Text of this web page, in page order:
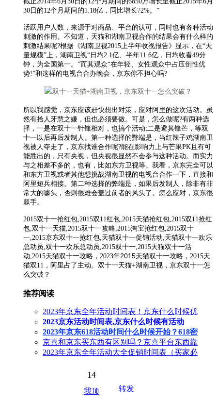
30日的12个月期间的1.18亿，同比增长72%。”
活跃用户人数，来源于对商品、平台的认可，同时也有各种活动
刺激的作用。不知道，天猫和湖南卫视合作的结果会有什么样的
刺激结果呢?根据《湖南卫视2015上半年收视报告》显示，在“天
量规模”上，湖南卫视“日均2.1亿、半年11.6亿，日均收看49分
钟，为全国第一。”而其观众“在年轻、女性观众中占压倒性优
势!”和这样的电视台合办晚会，京东你不担心吗?
所以我感觉，京东应该赶快想出对策，应对阿里的这次活动。虽
然有拾人牙慧之嫌，但也必须要做。可是，怎么做呢?有两种选
择，一是在双十一针锋相对，也搞个活动;二是避其锋芒，等双
十一以后再后发制人。第一种选择的弊端是，当红辣子鸡湖南卫
视被人夺走了，京东找谁合作呢?能在影响力上与芒果PK且有可
能胜出的，只有央视，但央视很显然不会参与这种活动。而实力
与之相差不多的，也有，比如东方卫视等。我看，京东完全可以
和东方卫视或者其他想挑战湖南卫视的电视台合作一下，直接和
阿里短兵相接。第二种选择的弊端是，如果后发制人，除非有非
常大的噱头，否则很难会盖过前者的风头了。怎么应对，京东很
棘手。
2015双十一抢红包,2015双11红包,2015天猫抢红包,2015双11抢红
包,双十一天猫,2015双十一攻略,2015淘宝抢红包,2015双十
一,2015京东双十一抢红包,天猫双十一促销活动,天猫双十一欢乐
总动员,双十一欢乐总动员,2015双十一,2015天猫双十一活
动,2015天猫双十一攻略，2023年2015天猫双十一攻略， 2015天
猫双11，阿里占了主动。双十一天猫+湖南卫视，京东双十一怎
么突破？
推荐阅读
2023年京东全年活动时间表！京东什么时候优
2023京东活动时间表,京东什么时候有活动
2023年京东618活动时间什么时候开始？618密
京喜和京东买东西有区别吗？京喜平台东西靠
2023年京东全年活动大全促销时间表（买家必
14
我顶 转发